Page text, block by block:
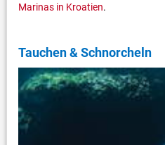
Marinas in Kroatien.
Tauchen & Schnorcheln